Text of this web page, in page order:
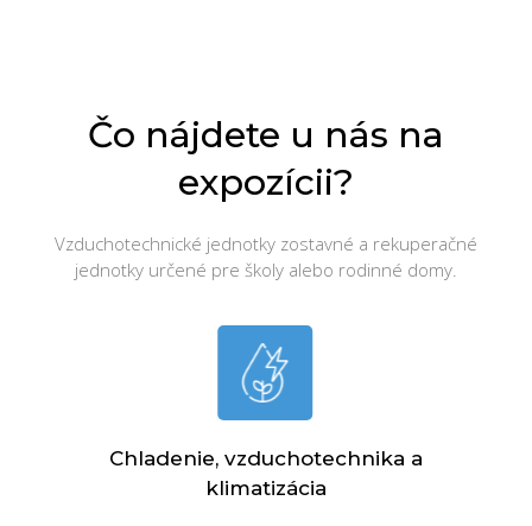
Čo nájdete u nás na
expozícii?
Vzduchotechnické jednotky zostavné a rekuperačné
jednotky určené pre školy alebo rodinné domy.
Chladenie, vzduchotechnika a
klimatizácia